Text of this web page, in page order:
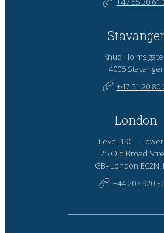
Stavanger
Knud Holms
4005 Stavanger
+47 51 20 80
London
Level 19C –
25 Old Broad
GB–London EC2N
+44 207 920